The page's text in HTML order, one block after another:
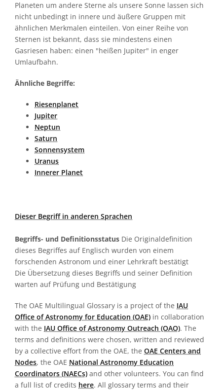
Planeten um andere Sterne als unsere Sonne lassen sich
nicht unbedingt in innere und äußere Gruppen mit
ähnlichen Merkmalen einteilen. Von einer Reihe von
Sternen ist bekannt, dass sie mindestens einen
Gasriesen haben: einen "heißen Jupiter" in enger
Umlaufbahn.
Ähnliche Begriffe:
Riesenplanet
Jupiter
Neptun
Saturn
Sonnensystem
Uranus
Innerer Planet
Dieser Begriff in anderen Sprachen
Begriffs- und Definitionsstatus Die Originaldefinition
dieses Begriffes auf Englisch wurden von einem
forschenden Astronom und einer Lehrkraft bestätigt
Die Übersetzung dieses Begriffs und seiner Definition
warten auf Prüfung und Bestätigung
The OAE Multilingual Glossary is a project of the IAU
Office of Astronomy for Education (OAE) in collaboration
with the IAU Office of Astronomy Outreach (OAO). The
terms and definitions were chosen, written and reviewed
by a collective effort from the OAE, the OAE Centers and
Nodes, the OAE National Astronomy Education
Coordinators (NAECs) and other volunteers. You can find
a full list of credits here. All glossary terms and their